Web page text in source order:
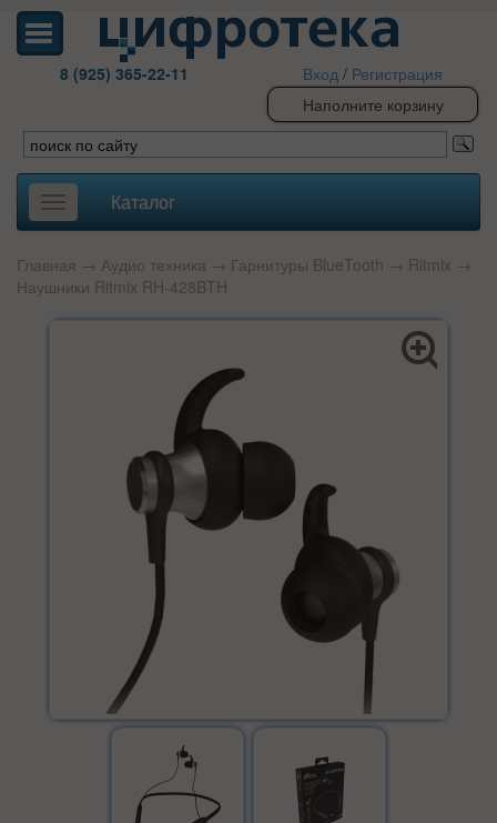
8 (925) 365-22-11 Вход / Регистрация
Наполните корзину
Toggle
navigation
Каталог
Главная → Аудио техника → Гарнитуры BlueTooth → Ritmix →
Наушники Ritmix RH-428BTH